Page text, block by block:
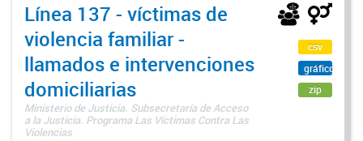
Línea 137 - víctimas de
violencia familiar -
llamados e intervenciones
domiciliarias
Ministerio de Justicia. Subsecretaría de Acceso
a la Justicia. Programa Las Víctimas Contra Las
Violencias
csv
gráfico
zip